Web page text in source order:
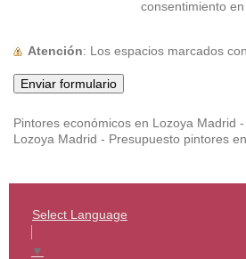
consentimiento
Atención : Los espacios marcados con
Pintores económicos en Lozoya Madrid
Lozoya Madrid - Presupuesto pintores
Select Language
▼